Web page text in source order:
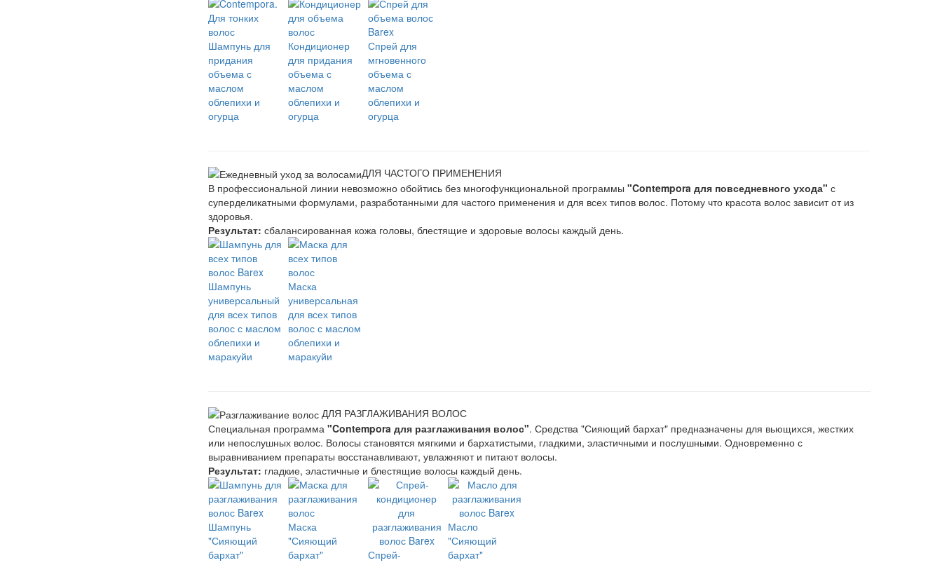
Шампунь для
придания
объема с
маслом
облепихи и
огурца
Кондиционер
для придания
объема с
маслом
облепихи и
огурца
Спрей для
мгновенного
объема с
маслом
облепихи и
огурца
ДЛЯ ЧАСТОГО ПРИМЕНЕНИЯ
В профессиональной линии невозможно обойтись без многофункциональной программы "Contempora для повседневного ухода" с
суперделикатными формулами, разработанными для частого применения и для всех типов волос. Потому что красота волос зависит от из
здоровья.
Результат: сбалансированная кожа головы, блестящие и здоровые волосы каждый день.
Шампунь
универсальный
для всех типов
волос с маслом
облепихи и
маракуйи
Маска
универсальная
для всех типов
волос с маслом
облепихи и
маракуйи
ДЛЯ РАЗГЛАЖИВАНИЯ ВОЛОС
Специальная программа "Contempora для разглаживания волос". Средства "Сияющий бархат" предназначены для вьющихся, жестких
или непослушных волос. Волосы становятся мягкими и бархатистыми, гладкими, эластичными и послушными. Одновременно с
выравниванием препараты восстанавливают, увлажняют и питают волосы.
Результат: гладкие, эластичные и блестящие волосы каждый день.
Шампунь
"Сияющий
бархат"
Маска
"Сияющий
бархат"
Спрей-
Масло
"Сияющий
бархат"